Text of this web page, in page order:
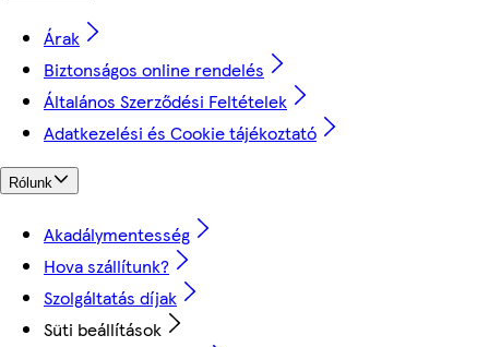
Árak
Biztonságos online rendelés
Általános Szerződési Feltételek
Adatkezelési és Cookie tájékoztató
Rólunk
Akadálymentesség
Hova szállítunk?
Szolgáltatás díjak
Süti beállítások